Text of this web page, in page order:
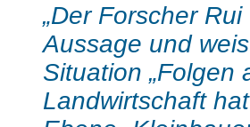
„Der Forscher
Aussage und
Situation „Folgen
Landwirtschaft